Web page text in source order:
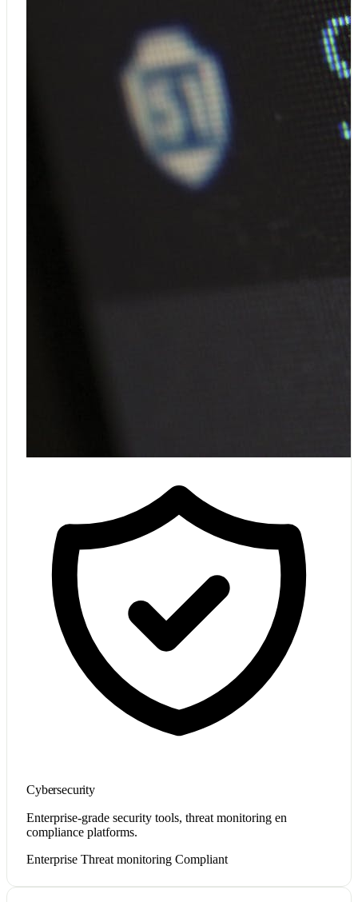
Cybersecurity
Enterprise-grade security tools, threat monitoring en
compliance platforms.
Enterprise Threat monitoring Compliant